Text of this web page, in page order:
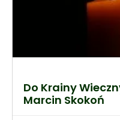
Do Krainy
Marcin Skokoń